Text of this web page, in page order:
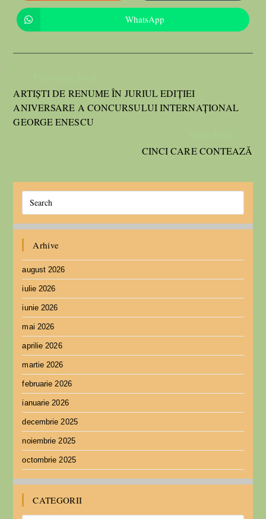
WhatsApp
ARTIȘTI DE RENUME ÎN JURIUL EDIȚIEI
ANIVERSARE A CONCURSULUI INTERNAȚIONAL
GEORGE ENESCU
CINCI CARE CONTEAZĂ
Arhive
august 2026
iulie 2026
iunie 2026
mai 2026
aprilie 2026
martie 2026
februarie 2026
ianuarie 2026
decembrie 2025
noiembrie 2025
octombrie 2025
CATEGORII